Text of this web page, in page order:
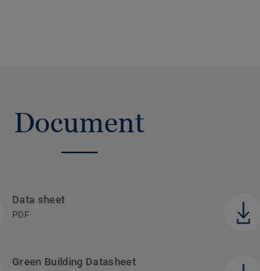
Document
Data sheet
PDF
Green Building Datasheet